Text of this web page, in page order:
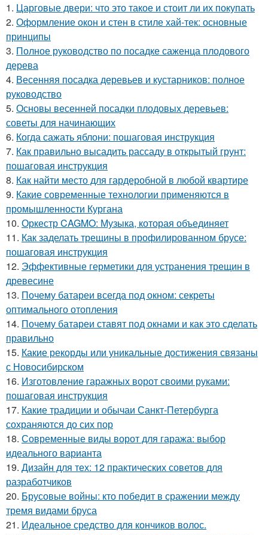
1. Царговые двери: что это такое и стоит ли их покупать
2. Оформление окон и стен в стиле хай-тек: основные
принципы
3. Полное руководство по посадке саженца плодового
дерева
4. Весенняя посадка деревьев и кустарников: полное
руководство
5. Основы весенней посадки плодовых деревьев:
советы для начинающих
6. Когда сажать яблони: пошаговая инструкция
7. Как правильно высадить рассаду в открытый грунт:
пошаговая инструкция
8. Как найти место для гардеробной в любой квартире
9. Какие современные технологии применяются в
промышленности Кургана
10. Оркестр CAGMO: Музыка, которая объединяет
11. Как заделать трещины в профилированном брусе:
пошаговая инструкция
12. Эффективные герметики для устранения трещин в
древесине
13. Почему батареи всегда под окном: секреты
оптимального отопления
14. Почему батареи ставят под окнами и как это сделать
правильно
15. Какие рекорды или уникальные достижения связаны
с Новосибирском
16. Изготовление гаражных ворот своими руками:
пошаговая инструкция
17. Какие традиции и обычаи Санкт-Петербурга
сохраняются до сих пор
18. Современные виды ворот для гаража: выбор
идеального варианта
19. Дизайн для тех: 12 практических советов для
разработчиков
20. Брусовые войны: кто победит в сражении между
тремя видами бруса
21. Идеальное средство для кончиков волос.